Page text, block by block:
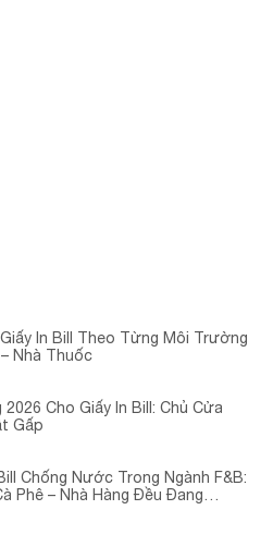
In Bill Theo Từng Môi Trường
Nhà Thuốc
Cho Giấy In Bill: Chủ Cửa
Gấp
Chống Nước Trong Ngành F&B:
Phê – Nhà Hàng Đều Đang